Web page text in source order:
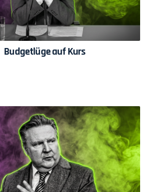
Budgetlüge auf Kurs